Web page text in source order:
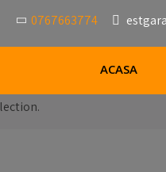
0767663774
ACASA